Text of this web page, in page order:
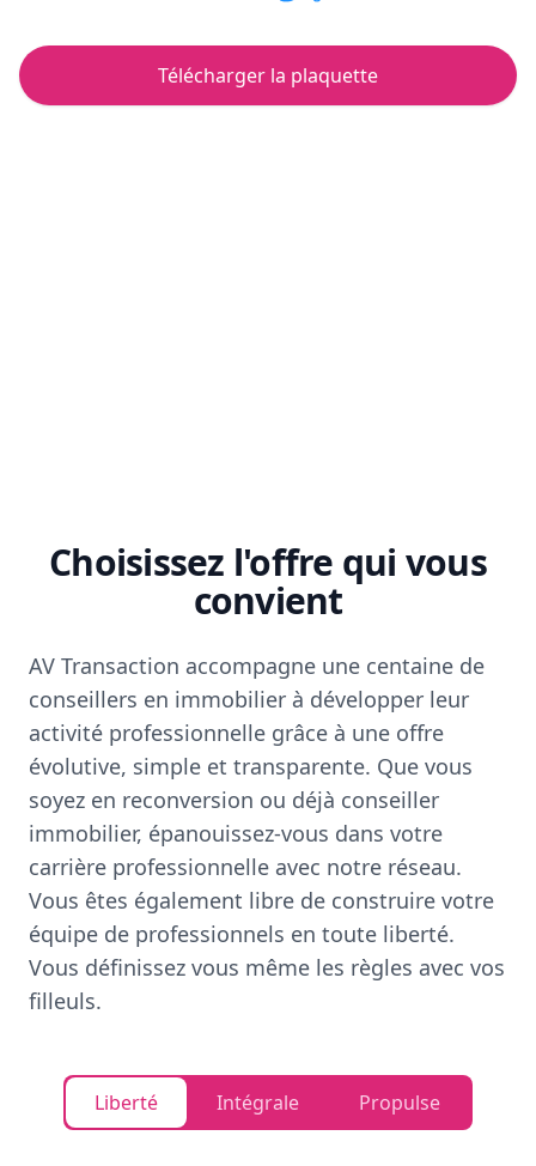
Télécharger la plaquette
Choisissez l'offre qui vous
convient
AV Transaction accompagne une centaine de
conseillers en immobilier à développer leur
activité professionnelle grâce à une offre
évolutive, simple et transparente. Que vous
soyez en reconversion ou déjà conseiller
immobilier, épanouissez-vous dans votre
carrière professionnelle avec notre réseau.
Vous êtes également libre de construire votre
équipe de professionnels en toute liberté.
Vous définissez vous même les règles avec vos
filleuls.
Liberté Intégrale Propulse